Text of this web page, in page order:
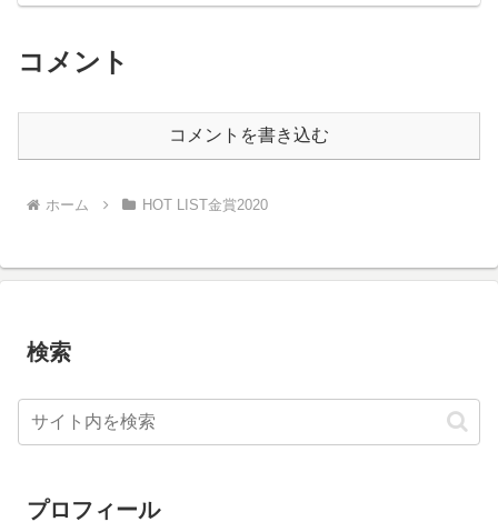
コメント
コメントを書き込む
ホーム HOT LIST金賞2020
検索
プロフィール